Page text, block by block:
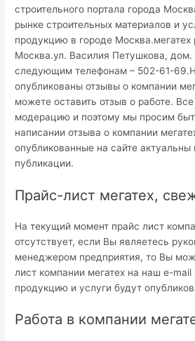
строительного портала города
рынке строительных материалов и
продукцию в городе Москва.мегатех
Москва.ул. Василия Петушкова, дом.
следующим телефонам – 502-61-
опубликованы отзывы о компании
можете оставить отзыв о работе.
модерацию и поэтому мы просим
написании отзыва о компании
опубликованные на сайте актуальны
публикации.
Прайс-лист мегатех,
На текущий момент прайс лист
отсутствует, если Вы являетесь
менеджером предприятия, то Вы
лист компании мегатех на наш e-
продукцию и услуги будут
Работа в компании